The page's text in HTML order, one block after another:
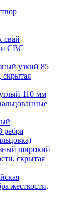
свай
СВС
узкий 85
скрытая
110 мм
ребра
широкий
скрытая
жесткости,